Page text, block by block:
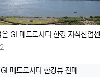
GL메트로시티 한강 지식산업센터 완벽한 한강뷰 탑층 호실 전매!